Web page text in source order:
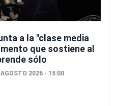
a la "clase media
que sostiene al
sólo
AGOSTO 2026 - 15:00